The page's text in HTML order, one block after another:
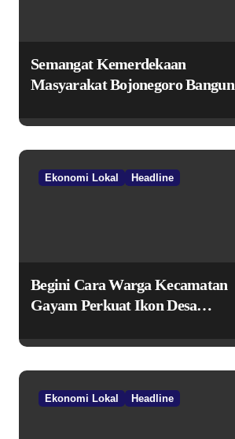
Semangat Kemerdekaan
Masyarakat Bojonegoro Bangun
Ekonomi Lokal Headline
Begini Cara Warga Kecamatan
Gayam Perkuat Ikon Desa
TPID
Ekonomi Lokal Headline